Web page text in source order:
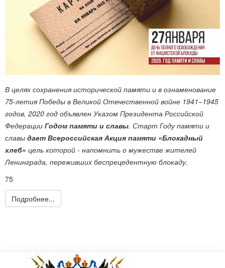
В целях сохранения исторической памяти и в ознаменование
75-летия Победы в Великой Отечественной войне 1941−1945
годов, 2020 год объявлен Указом Президента Российской
Федерации Годом памяти и славы. Старт Году памяти и
славы дает Всероссийская Акция памяти «Блокадный
хлеб» цель которой - напомнить о мужестве жителей
Ленинграда, переживших беспрецедентную блокаду.
75
Подробнее...